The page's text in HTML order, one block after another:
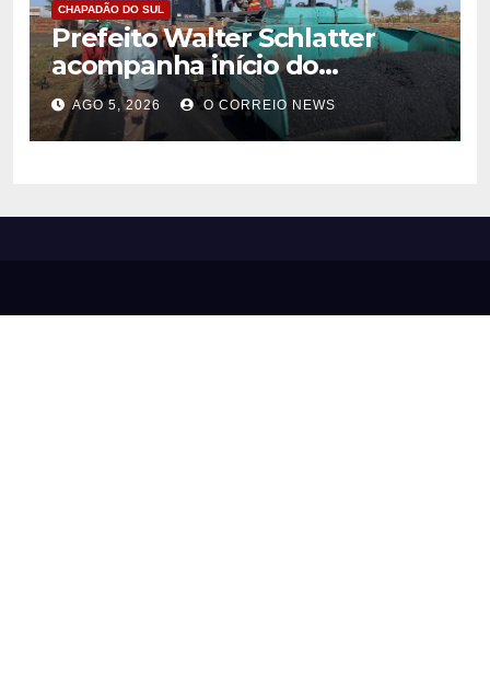
CHAPADÃO DO SUL
Prefeito Walter Schlatter
acompanha início do
recapeamento e pede
compreensão da população
em Chapadão do Sul
AGO 5, 2026 O CORREIO NEWS